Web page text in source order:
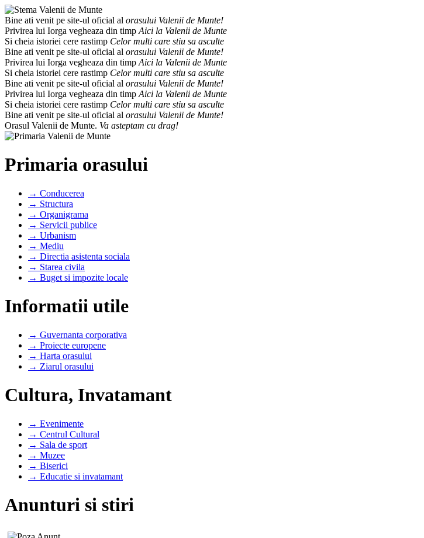
Bine ati venit pe site-ul oficial al orasului Valenii de Munte!
Privirea lui Iorga vegheaza din timp Aici la Valenii de Munte
Si cheia istoriei cere rastimp Celor multi care stiu sa asculte
Bine ati venit pe site-ul oficial al orasului Valenii de Munte!
Privirea lui Iorga vegheaza din timp Aici la Valenii de Munte
Si cheia istoriei cere rastimp Celor multi care stiu sa asculte
Bine ati venit pe site-ul oficial al orasului Valenii de Munte!
Privirea lui Iorga vegheaza din timp Aici la Valenii de Munte
Si cheia istoriei cere rastimp Celor multi care stiu sa asculte
Bine ati venit pe site-ul oficial al orasului Valenii de Munte!
Orasul Valenii de Munte. Va asteptam cu drag!
Primaria orasului
→ Conducerea
→ Structura
→ Organigrama
→ Servicii publice
→ Urbanism
→ Mediu
→ Directia asistenta sociala
→ Starea civila
→ Buget si impozite locale
Informatii utile
→ Guvernanta corporativa
→ Proiecte europene
→ Harta orasului
→ Ziarul orasului
Cultura, Invatamant
→ Evenimente
→ Centrul Cultural
→ Sala de sport
→ Muzee
→ Biserici
→ Educatie si invatamant
Anunturi si stiri